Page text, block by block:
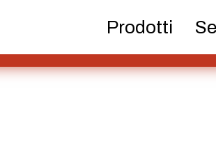
Prodotti
Prodotti chimici Distributori